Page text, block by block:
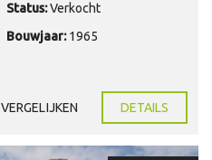
Status:Verkocht
Bouwjaar: 1965
VERGELIJKEN DETAILS